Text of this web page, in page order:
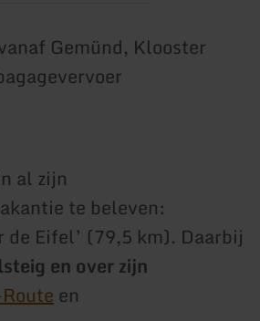
Gemünd, Klooster
al zijn
te beleven:
de Eifel’ (79,5 km). Daarbij
en over zijn
en